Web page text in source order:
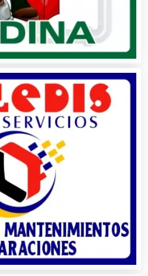
Eléctricos